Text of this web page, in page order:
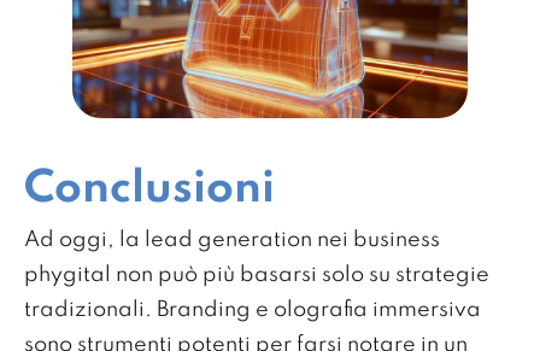
Conclusioni
Ad oggi, la lead generation nei business
phygital non può più basarsi solo su strategie
tradizionali. Branding e olografia immersiva
sono strumenti potenti per farsi notare in un